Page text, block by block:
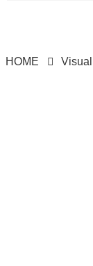
HOME Visual